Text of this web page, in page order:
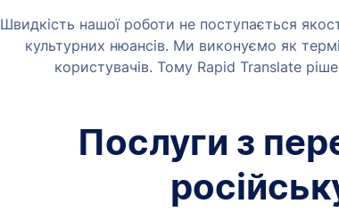
Швидкість нашої роботи не поступається
культурних нюансів. Ми виконуємо як
користувачів. Тому Rapid Translate
Послуги з